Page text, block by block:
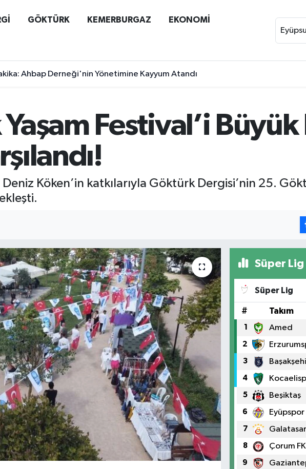
GÖKTÜRK KEMERBURGAZ EKONOMİ
Ahbap Derneği'nin Yönetimine Kayyum Atandı
Festival’i Büyük
Köken’in katkılarıyla Göktürk Dergisi’nin 25.
Süper
Süper Lig
# Takım
1 Amed
2
3
4
5 Beşiktaş
6 Eyüpspor
7
8 Çorum FK
9